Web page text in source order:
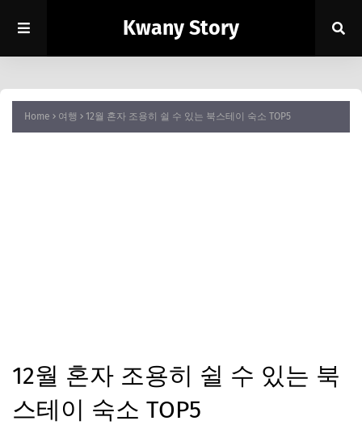
Kwany Story
Home 여행 12월 혼자 조용히 쉴 수 있는 북스테이 숙소 TOP5
12월 혼자 조용히 쉴 수 있는 북
스테이 숙소 TOP5